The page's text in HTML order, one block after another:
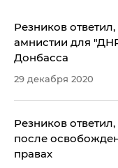
Резников
амнистии для
Донбасса
29 декабря 2020
Резников
после
правах